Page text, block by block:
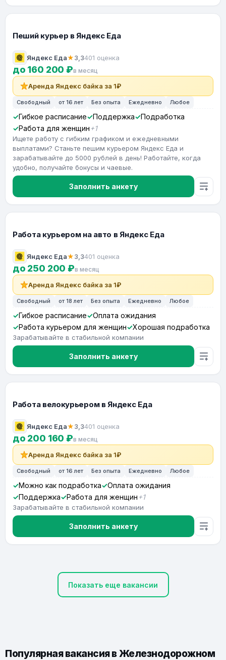
Пеший курьер в Яндекс Еда
Яндекс Еда★3,3401 оценка
до 160 200 ₽в месяц
Аренда Яндекс байка за 1₽
Свободный от 16 лет Без опыта Ежедневно Любое
Гибкое расписание Поддержка
Подработка
Работа для женщин +1
Ищете работу с гибким графиком и ежедневными
выплатами? Станьте пешим курьером Яндекс Еда и
зарабатывайте до 5000 рублей в день! Работайте, когда
удобно, получайте бонусы и чаевые.
Заполнить анкету
Работа курьером на авто в Яндекс Еда
Яндекс Еда★3,3401 оценка
до 250 200 ₽в месяц
Аренда Яндекс байка за 1₽
Свободный от 18 лет Без опыта Ежедневно Любое
Гибкое расписание
Оплата ожидания
Работа курьером для женщин
Хорошая подработка
Зарабатывайте в стабильной компании
Заполнить анкету
Работа велокурьером в Яндекс Еда
Яндекс Еда★3,3401 оценка
до 200 160 ₽в месяц
Аренда Яндекс байка за 1₽
Свободный от 16 лет Без опыта Ежедневно Любое
Можно как подработка
Оплата ожидания
Поддержка
Работа для женщин +1
Зарабатывайте в стабильной компании
Заполнить анкету
Показать еще вакансии
Популярная вакансия в Железнодорожном